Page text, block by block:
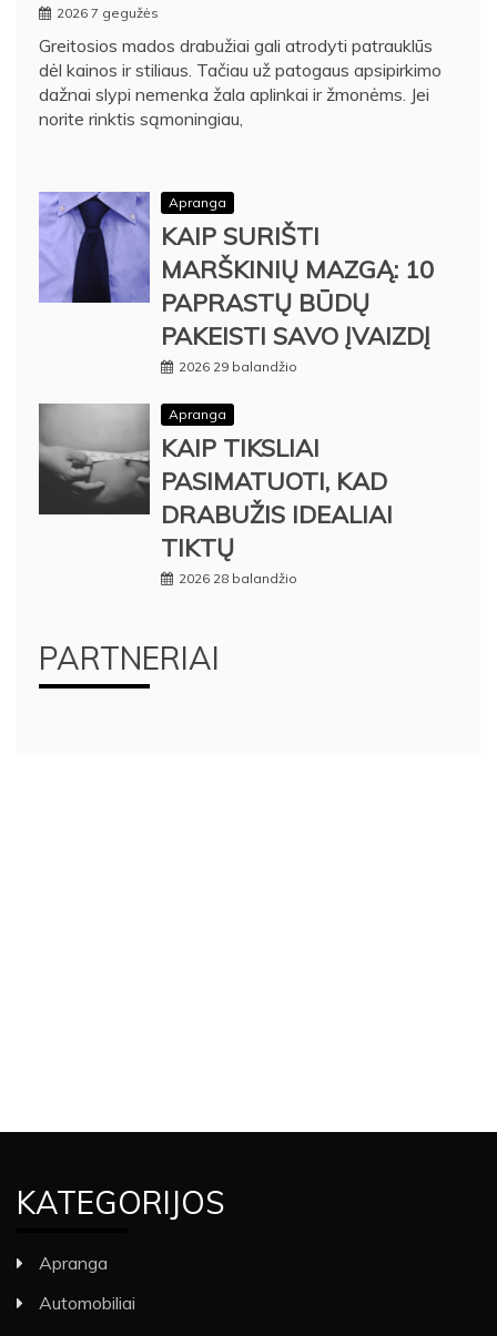
2026 7 gegužės
Greitosios mados drabužiai gali atrodyti patrauklūs
dėl kainos ir stiliaus. Tačiau už patogaus apsipirkimo
dažnai slypi nemenka žala aplinkai ir žmonėms. Jei
norite rinktis sąmoningiau,
Apranga
KAIP SURIŠTI
MARŠKINIŲ MAZGĄ: 10
PAPRASTŲ BŪDŲ
PAKEISTI SAVO ĮVAIZDĮ
2026 29 balandžio
Apranga
KAIP TIKSLIAI
PASIMATUOTI, KAD
DRABUŽIS IDEALIAI
TIKTŲ
2026 28 balandžio
PARTNERIAI
KATEGORIJOS
Apranga
Automobiliai